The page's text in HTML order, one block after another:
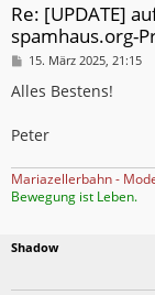
Re: [UPDATE]
spamhaus.org-
B
i
t
a
g
15. März 2025, 21:15
Alles Bestens!
Peter
Mariazellerbahn -
Bewegung ist Leben.
Shadow